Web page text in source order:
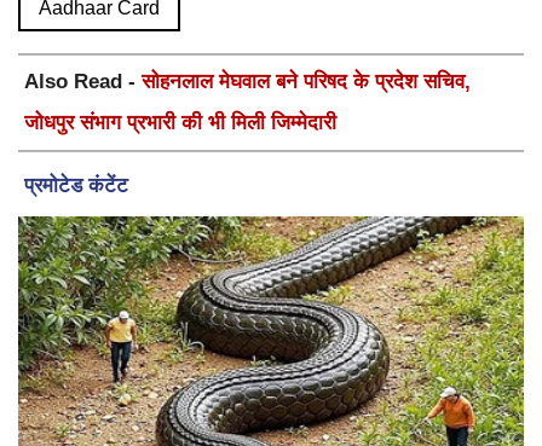
Aadhaar Card
Also Read -सोहनलाल मेघवाल बने परिषद के प्रदेश सचिव,
जोधपुर संभाग प्रभारी की भी मिली जिम्मेदारी